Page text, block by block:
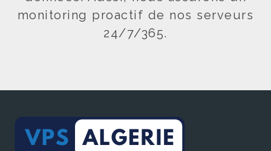
monitoring proactif de nos serveurs
24/7/365.